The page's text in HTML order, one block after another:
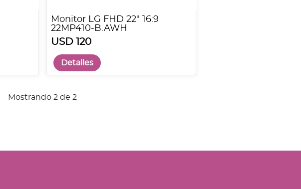
Monitor LG FHD 22" 16:9
22MP410-B.AWH
USD 120
Detalles
Mostrando 2 de 2